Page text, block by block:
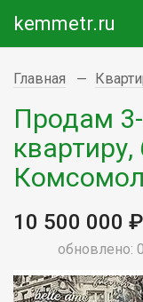
kemmetr.ru
Главная
Продам
10 500 000 ₽
обновлено: